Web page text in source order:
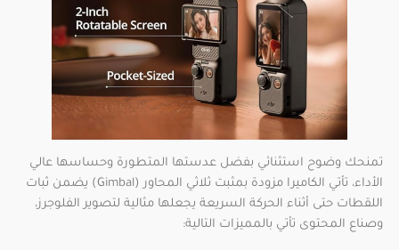
تمنحك وضوح استثنائي بفضل عدستها المتطورة وحساسها عالي
الأداء، تأتي الكاميرا مزودة بمثبت ثلاثي المحاور (Gimbal) يضمن ثبات
اللقطات حتى أثناء الحركة السريعة يجعلها مثالية لتصوير الفلوجرز،
وصناع المحتوى تأتي بالمميزات التالية: